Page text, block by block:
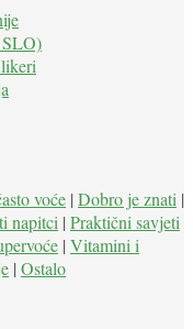
voće | Dobro je znati |
napitci | Praktični savjeti
| Vitamini i
| Ostalo